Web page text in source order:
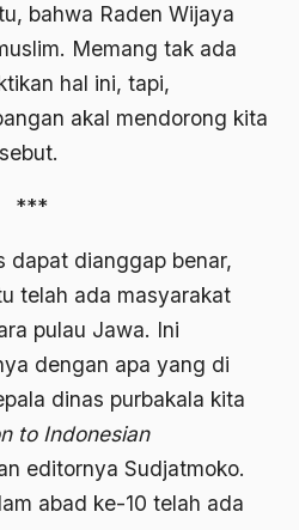
bahwa Raden Wijaya
Memang tak ada
hal ini, tapi,
akal mendorong kita
***
dapat dianggap benar,
telah ada masyarakat
pulau Jawa. Ini
dengan apa yang di
dinas purbakala kita
to Indonesian
editornya Sudjatmoko.
abad ke-10 telah ada